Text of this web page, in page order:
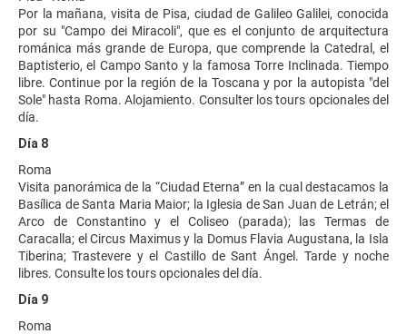
Por la mañana, visita de Pisa, ciudad de Galileo Galilei, conocida
por su "Campo dei Miracoli", que es el conjunto de arquitectura
románica más grande de Europa, que comprende la Catedral, el
Baptisterio, el Campo Santo y la famosa Torre Inclinada. Tiempo
libre. Continue por la región de la Toscana y por la autopista "del
Sole" hasta Roma. Alojamiento. Consulter los tours opcionales del
día.
Día 8
Roma
Visita panorámica de la “Ciudad Eterna” en la cual destacamos la
Basílica de Santa Maria Maior; la Iglesia de San Juan de Letrán; el
Arco de Constantino y el Coliseo (parada); las Termas de
Caracalla; el Circus Maximus y la Domus Flavia Augustana, la Isla
Tiberina; Trastevere y el Castillo de Sant Ángel. Tarde y noche
libres. Consulte los tours opcionales del día.
Día 9
Roma